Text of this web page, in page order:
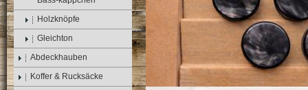
Holzknöpfe
Gleichton
Abdeckhauben
Koffer & Rucksäcke